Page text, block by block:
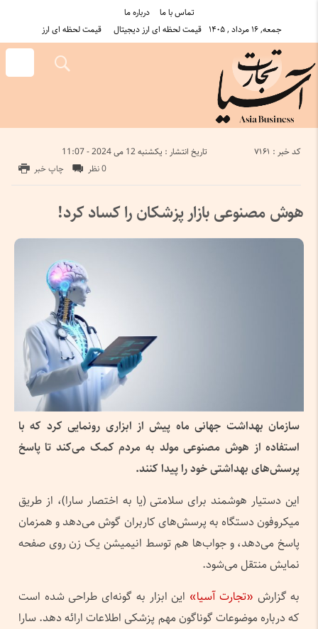
درباره ما
تماس با ما
جمعه, ۱۶ مرداد , ۱۴۰۵
قیمت لحظه ای ارز دیجیتال قیمت لحظه ای ارز
تاریخ انتشار : یکشنبه 12 می 2024 - 11:07 کد خبر : 7161
چاپ خبر 0 نظر
هوش مصنوعی بازار پزشکان را کساد کرد!
سازمان بهداشت جهانی ماه پیش از ابزاری رونمایی کرد که با
استفاده از هوش مصنوعی مولد به مردم کمک می‌کند تا پاسخ
پرسش‌های بهداشتی خود را پیدا کنند.
این دستیار هوشمند برای سلامتی (یا به اختصار سارا)، از طریق
میکروفون دستگاه به پرسش‌های کاربران گوش می‌دهد و همزمان
پاسخ می‌دهد، و جواب‌ها هم توسط انیمیشن یک زن روی صفحه
نمایش منتقل می‌شود.
به گزارش «تجارت آسیا» این ابزار به گونه‌ای طراحی شده است
که درباره موضوعات گوناگون مهم پزشکی اطلاعات ارائه دهد. سارا